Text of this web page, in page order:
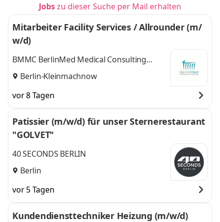
Jobszu dieser Suche per Mail erhalten
Mitarbeiter Facility Services / Allrounder (m/
w/d)
BMMC BerlinMed Medical Consulting
GmbH
Berlin-Kleinmachnow
vor 8 Tagen
Patissier (m/w/d) für unser Sternerestaurant
"GOLVET"
40 SECONDS BERLIN
Berlin
vor 5 Tagen
Kundendiensttechniker Heizung (m/w/d)